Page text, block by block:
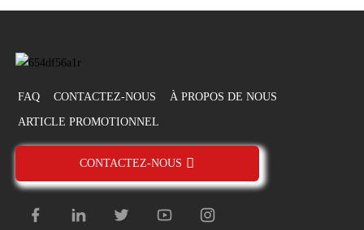
FAQ CONTACTEZ-NOUS À PROPOS DE NOUS
ARTICLE PROMOTIONNEL
CONTACTEZ-NOUS